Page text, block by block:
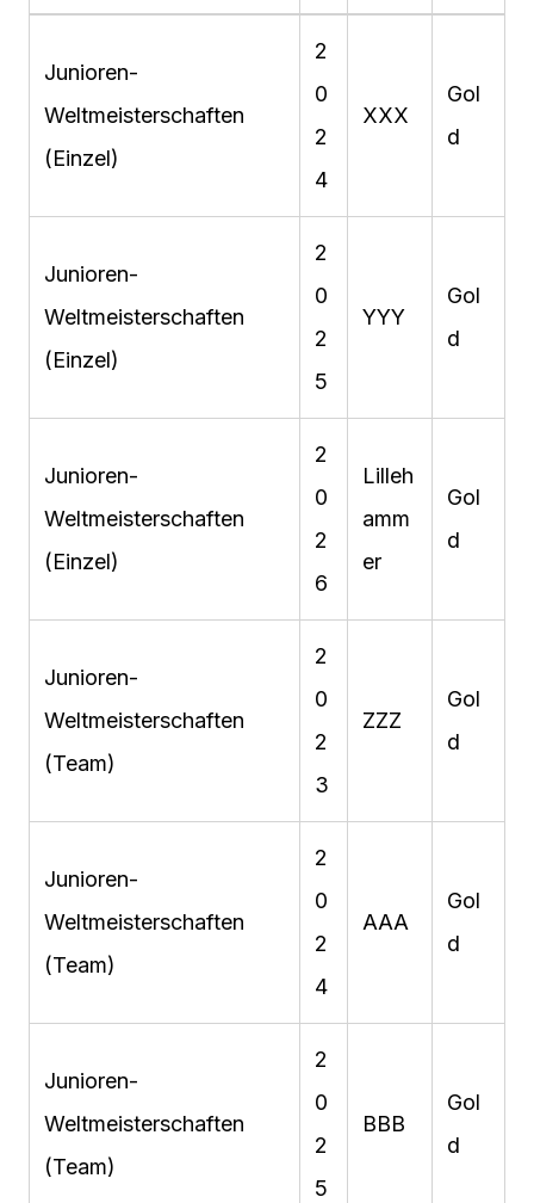
Junioren-
Weltmeisterschaften
(Einzel)
2
0
2
4
XXX
Gol
d
Junioren-
Weltmeisterschaften
(Einzel)
2
0
2
5
YYY
Gol
d
Junioren-
Weltmeisterschaften
(Einzel)
2
0
2
6
Lilleh
amm
er
Gol
d
Junioren-
Weltmeisterschaften
(Team)
2
0
2
3
ZZZ
Gol
d
Junioren-
Weltmeisterschaften
(Team)
2
0
2
4
AAA
Gol
d
Junioren-
Weltmeisterschaften
(Team)
2
0
2
5
BBB
Gol
d